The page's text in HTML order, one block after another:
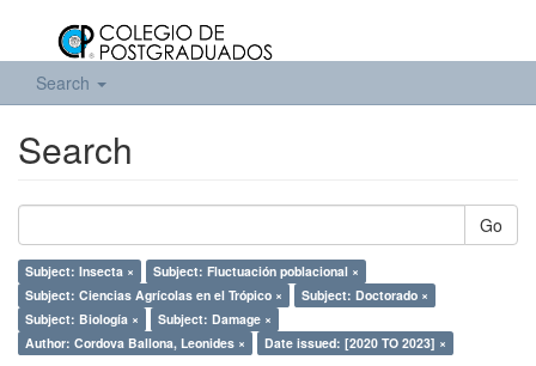
Search
Search
Go
Subject: Insecta ×
Subject: Fluctuación poblacional ×
Subject: Ciencias Agrícolas en el Trópico ×
Subject: Doctorado ×
Subject: Biología ×
Subject: Damage ×
Author: Cordova Ballona, Leonides ×
Date issued: [2020 TO 2023] ×